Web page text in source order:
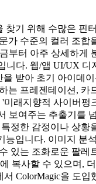
기 위해 수많은 핀
가 수준의 컬러 조합
부터 아주 상세하게
니다. 웹/앱 UI/UX 디
받아 초기 아이데
는 프레젠테이션, 카
래지향적 사이버펑
보여주는 추출기를
정한 감정이나 상황
입니다. 이미지 분
있는 조화로운 팔레
복사할 수 있으며,
ColorMagic을 도입